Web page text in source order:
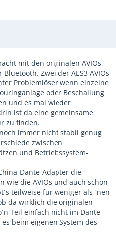
mit den originalen AVIOs,
Bluetooth. Zwei der AES3 AVIOs
Problemlöser wenn einzelne
oder Beschallung
und es mal wieder
ist da eine gemeinsame
zu finden.
immer nicht stabil genug
zwischen
und Betriebssystem-
Dante-Adapter die
wie die AVIOs und auch schön
teilweise für weniger als `nen
da wirklich die originalen
Teil einfach nicht im Dante
beim eigenen System des